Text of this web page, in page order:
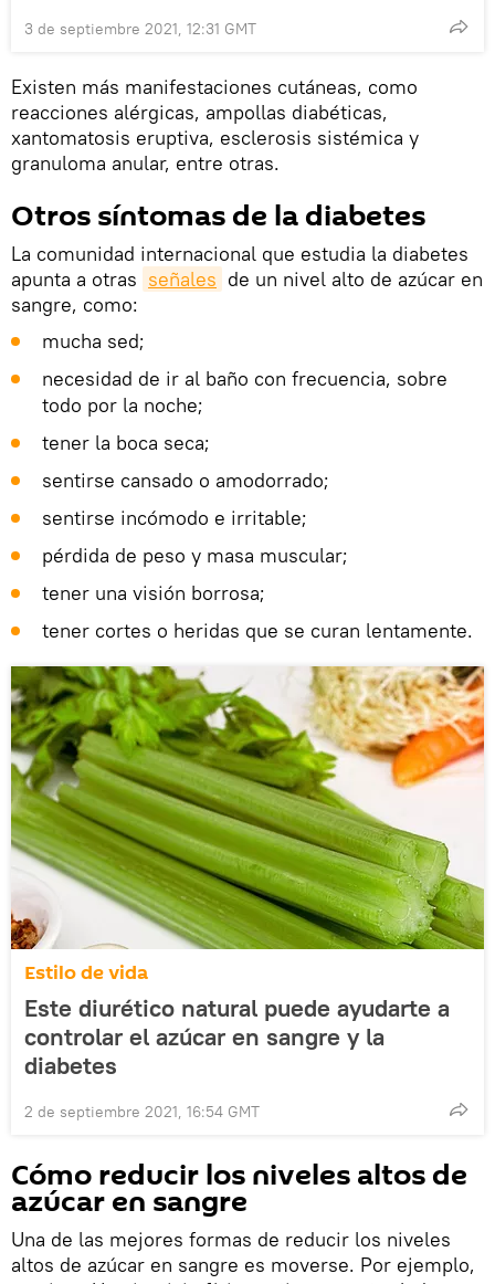
3 de septiembre 2021, 12:31 GMT
Existen más manifestaciones cutáneas, como
reacciones alérgicas, ampollas diabéticas,
xantomatosis eruptiva, esclerosis sistémica y
granuloma anular, entre otras.
Otros síntomas de la diabetes
La comunidad internacional que estudia la diabetes
apunta a otras señales de un nivel alto de azúcar en
sangre, como:
mucha sed;
necesidad de ir al baño con frecuencia, sobre
todo por la noche;
tener la boca seca;
sentirse cansado o amodorrado;
sentirse incómodo e irritable;
pérdida de peso y masa muscular;
tener una visión borrosa;
tener cortes o heridas que se curan lentamente.
Estilo de vida
Este diurético natural puede ayudarte a
controlar el azúcar en sangre y la
diabetes
2 de septiembre 2021, 16:54 GMT
Cómo reducir los niveles altos de
azúcar en sangre
Una de las mejores formas de reducir los niveles
altos de azúcar en sangre es moverse. Por ejemplo,